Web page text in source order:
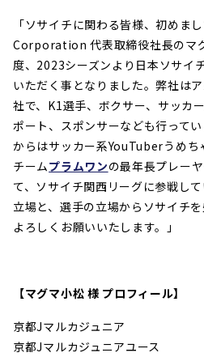
「ソサイチに関わる皆様、初めまし
Corporation 代表取締役社長のマ
度、2023シーズンより日本ソサイ
いただく事となりました。弊社は
社で、K1選手、ボクサー、サッカ
ポート、スポンサーなども行って
からはサッカー系YouTuberうめち
チームプラムワンの最年長プレー
て、ソサイチ関西リーグに参戦し
立場と、選手の立場からソサイチ
よろしくお願いいたします。」
【マグマ小松 様 プロフィール】
京都Jマルカジュニア
京都Jマルカジュニアユース